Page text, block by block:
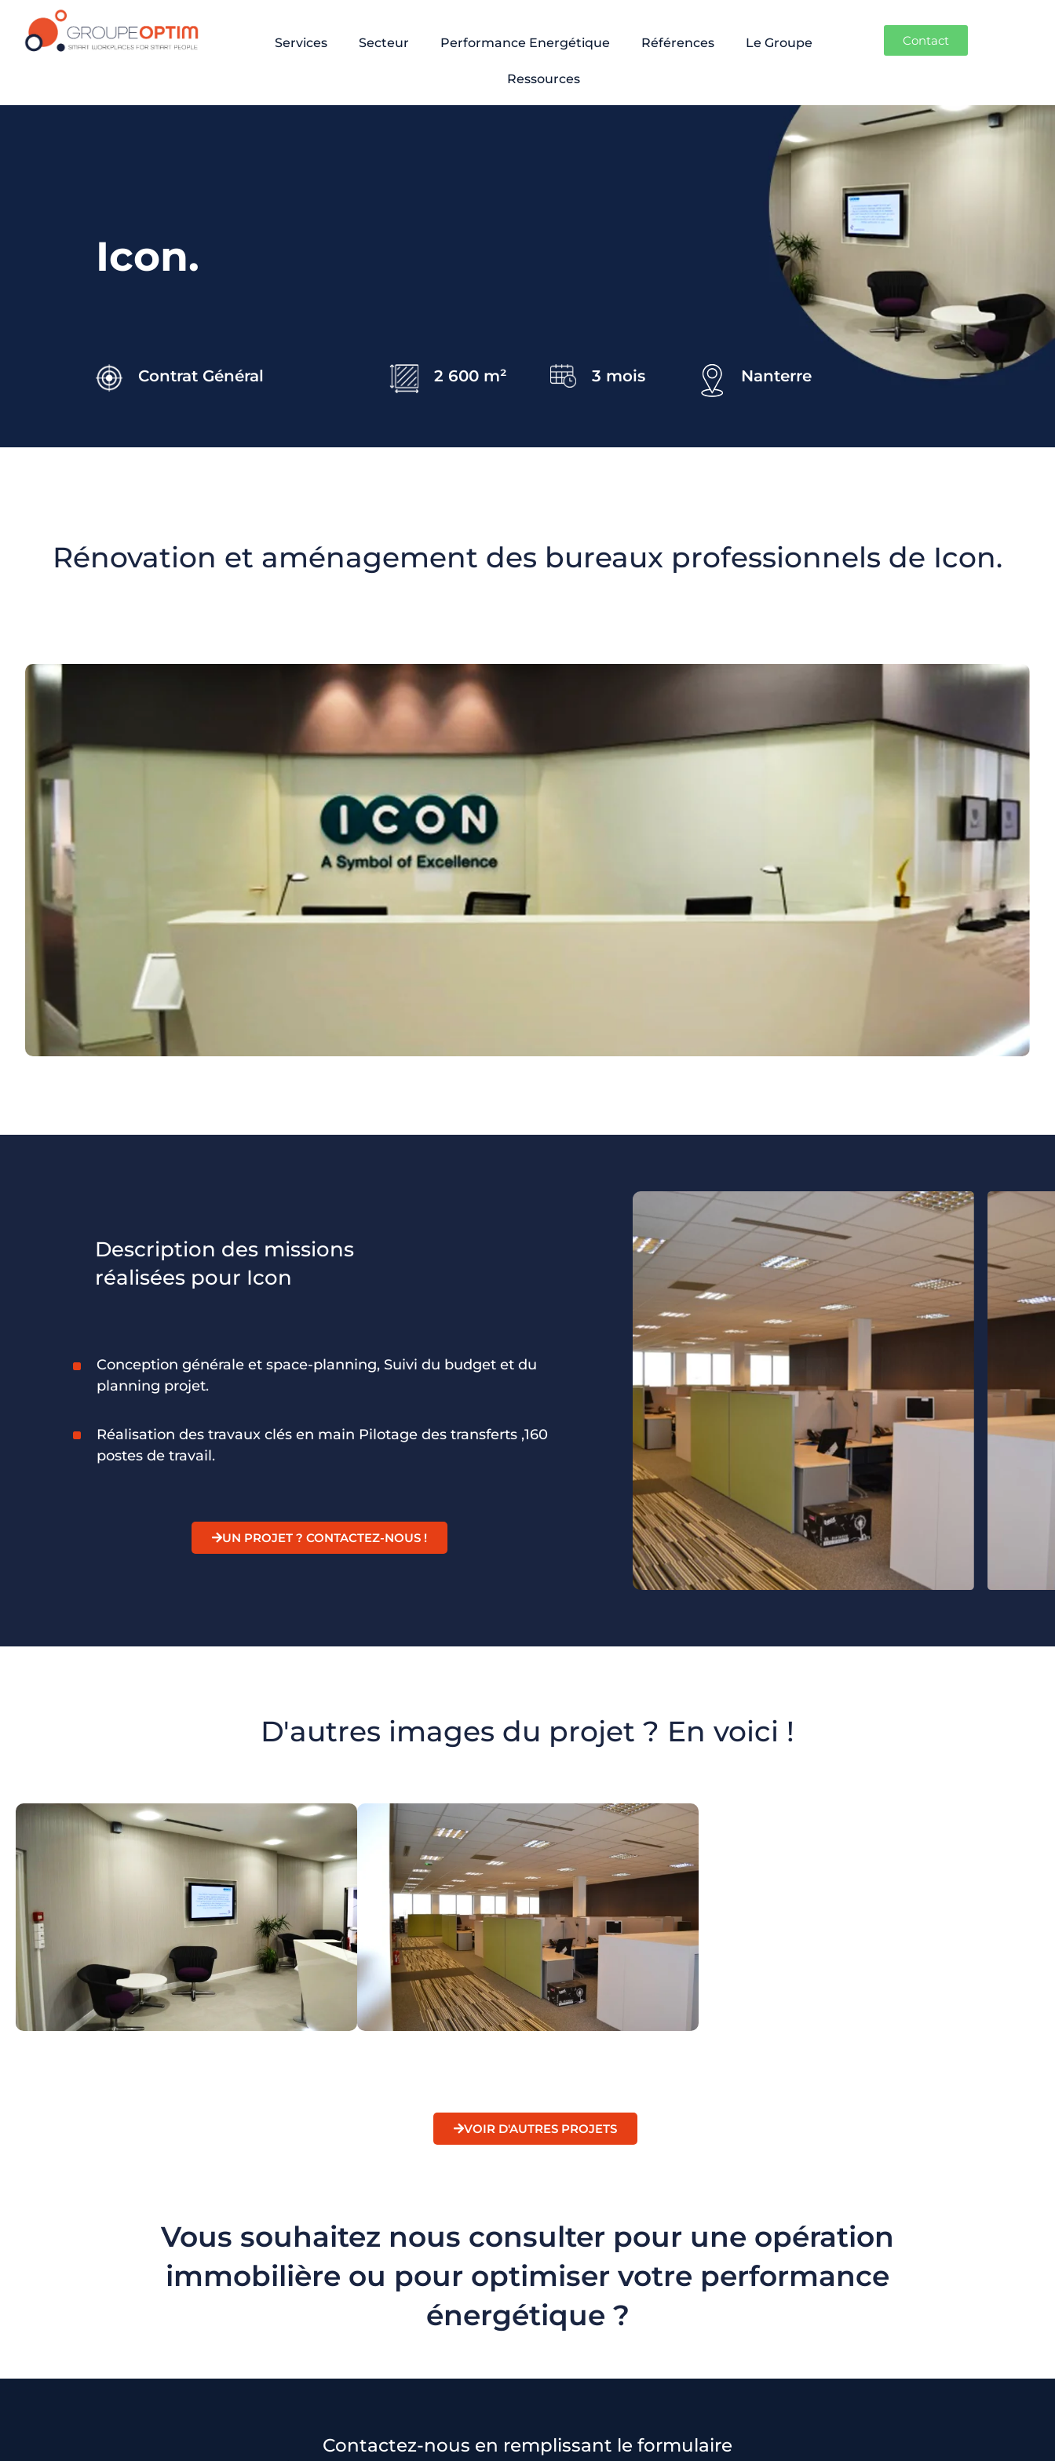
Services Secteur Performance Energétique Références Le Groupe
Ressources
Contact
Icon.
Contrat Général 2 600 m² 3 mois Nanterre
Rénovation et aménagement des bureaux professionnels de Icon.
Description des missions
réalisées pour Icon
Conception générale et space-planning, Suivi du budget et du
planning projet.
Réalisation des travaux clés en main Pilotage des transferts ,160
postes de travail.
UN PROJET ? CONTACTEZ-NOUS !
D'autres images du projet ? En voici !
VOIR D'AUTRES PROJETS
Vous souhaitez nous consulter pour une opération
immobilière ou pour optimiser votre performance
énergétique ?
Contactez-nous en remplissant le formulaire